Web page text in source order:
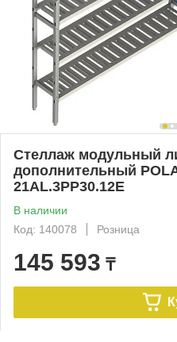
Стеллаж модульный
дополнительный
21AL.3PP30.12Е
В наличии
Код: 140078
Розница
145 593 ₸